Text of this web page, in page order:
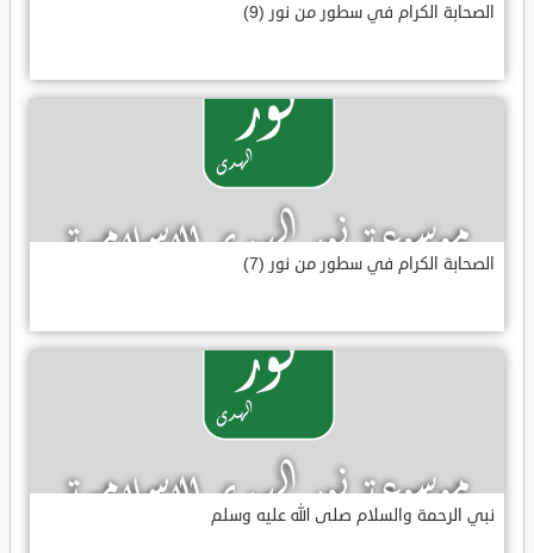
الصحابة الكرام في سطور من نور (9)
الصحابة الكرام في سطور من نور (7)
نبي الرحمة والسلام صلى الله عليه وسلم